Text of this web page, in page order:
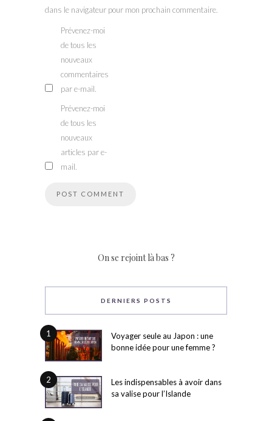
dans le navigateur pour mon prochain commentaire.
Prévenez-moi
de tous les
nouveaux
commentaires
par e-mail.
Prévenez-moi
de tous les
nouveaux
articles par e-
mail.
On se rejoint là bas ?
DERNIERS POSTS
1
Voyager seule au Japon : une
bonne idée pour une femme ?
2
Les indispensables à avoir dans
sa valise pour l’Islande